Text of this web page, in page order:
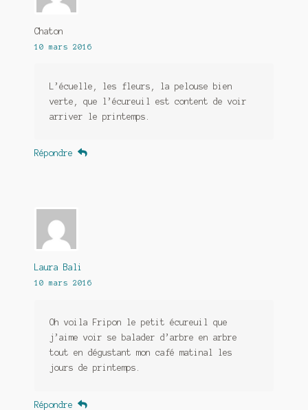
Chaton
10 mars 2016
L’écuelle, les fleurs, la pelouse bien
verte, que l’écureuil est content de voir
arriver le printemps.
Répondre
Laura Bali
10 mars 2016
Oh voila Fripon le petit écureuil que
j’aime voir se balader d’arbre en arbre
tout en dégustant mon café matinal les
jours de printemps.
Répondre